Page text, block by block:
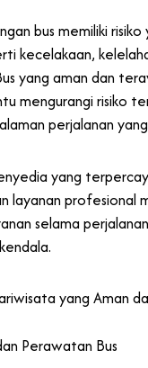
bus memiliki risiko
kecelakaan,
yang aman dan
mengurangi risiko
perjalanan
yang
layanan profesional
selama
yang Aman
Perawatan Bus